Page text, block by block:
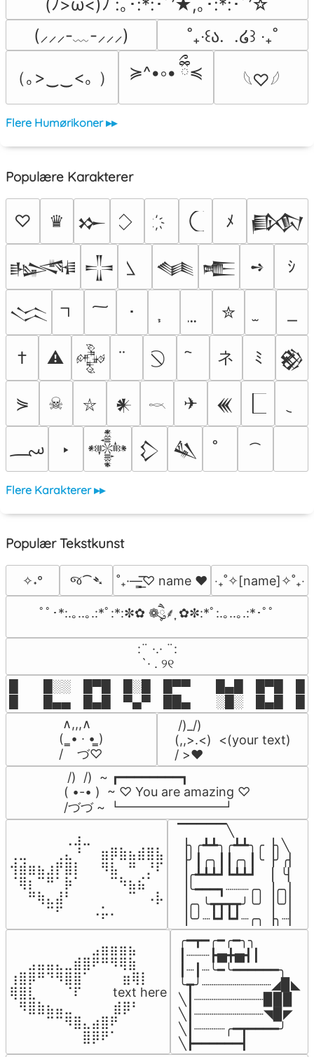
(ﾉ>ω<)ﾉ :｡･:*:･ﾟ’★,｡･:*:･ﾟ’☆
(⸝⸝⸝-﹏-⸝⸝⸝)
˚₊‧꒰ა.  .໒꒱ ‧₊˚
（｡>‿‿<｡ ） ≽^•༚• ྀིྀ≼ 𓆩♡𓆪
Flere Humørikoner ▸▸
Populære Karakterer
♡ ♛ 𒁍 ﾒ 𒁃
𒈙 𒋲 𒈝 𒍫 ➺ ｼ
𒈱 ･ ✮
† ⚠ 𒅒 ネ ﾐ 𒆙
⋟ ☠ ⛥ 𒀭 𓎖 ✈ 𒌍
؄ ‣ 𒀱 𒁷 𒈑
Flere Karakterer ▸▸
Populær Tekstkunst
✧˖° જ⁀➴ ˚₊·—̳͟͞͞♡ name ♥️ ‎‧₊˚✧[name]✧˚₊‧
ﾟﾟ･*:.｡..｡.:*ﾟ:*:✼✿ ❁ཻུ۪۪⸙͎ ✿✼:*ﾟ:.｡..｡.:*･ﾟﾟ
⠀:¨ ·.· ¨:⠀
⠀ `· . ୨୧⠀
█  █░░ █▀█ █░█ █▀▀  █▄█ █▀█
█  █▄▄ █▄█ ▀▄▀ ██▄  ░█░ █▄█
∧,,,∧
(  ̳• · • ̳)
/    づ♡
/)_/)
(,,>.<)  <(your text)
/ >❤️
/)  /)  ~ ┏━━━━━━━━┓
( •-• )  ~ ♡ You are amazing ♡
/づづ ~ ┗━━━━━━━━┛
⠀⠀⠀⠀⠀⠀⢀⣰⣀⠀⠀⠀⠀⠀⠀⠀⠀
⢀⣀⠀⠀⠀⢀⣄⠘⠀⠀⣶⡿⣷⣦⣾⣿⣧
⢺⣾⣶⣦⣰⡟⣿⡇⠀⠀⠻⣧⠀⠛⠀⡘⠏
⠈⢿⡆⠉⠛⠁⡷⠁⠀⠀⠀⠉⠳⣦⣮⠁⠀
⠀⠀⠛⢷⣄⣼⠃⠀⠀⠀⠀⠀⠀⠉⠀⠠⡧
⠀⠀⠀⠀⠉⠋⠀⠀⠀⠠⡥⠄⠀⠀⠀⠀⠀
▔▔▔▔▔╲
▕╮╭┻┻╮╭┻┻╮╭▕╮╲
▕╯┃╭╮┃┃╭╮┃╰▕╯╭▏
▕╭┻┻┻┛┗┻┻┛  ▕  ╰▏
▕╰━━━┓┈┈┈╭╮▕╭╮▏
▕╭╮╰┳┳┳┳╯╰╯▕╰╯▏
▕╰╯┈┗┛┗┛┈╭╮▕╮┈▏
⠀⠀⠀⠀⠀⠀⠀⠀⠀⣠⣶⣶⣶⣦⠀⠀
⠀⠀⣠⣤⣤⣄⣀⣾⣿⠟⠛⠻⢿⣷⠀
⢰⣿⡿⠛⠙⠻⣿⣿⠁⠀⠀ ⠀⣶⢿⡇
⢿⣿⣇⠀⠀⠀⠈⠏⠀⠀⠀ text here
⠀⠻⣿⣷⣦⣤⣀⠀⠀⠀ ⠀⣾⡿⠃⠀
⠀⠀⠀⠀⠉⠉⠻⣿⣄⣴⣿⠟⠀⠀⠀
⠀⠀⠀⠀⠀⠀⠀⠀⣿⡿⠟⠁⠀⠀⠀
╭━┳━╭━╭━╮╮
┃┈┈┈┣▅╋▅┫┃
┃┈┃┈╰━╰━━━━━━╮
╰┳╯┈┈┈┈┈┈┈┈┈◢▉◣
╲┃┈┈┈┈┈┈┈┈┈▉▉▉
╲┃┈┈┈┈┈┈┈┈┈◥▉◤
╲┃┈┈┈┈╭━┳━━━━╯
╲┣━━━━━━┫﻿